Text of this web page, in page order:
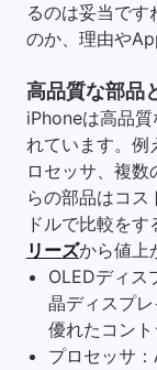
るのは妥当です
のか、理由や
高品質な部品
iPhoneは高品
れています。例
ロセッサ、複
らの部品はコス
ドルで比較を
リーズから値上
OLEDディス
晶ディスプ
優れたコン
プロセッサ